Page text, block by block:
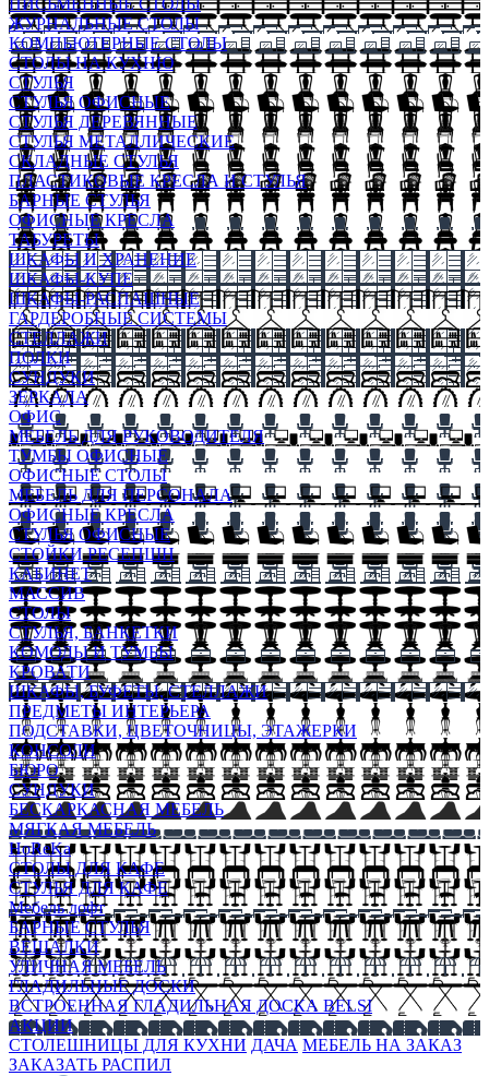
ПИСЬМЕННЫЕ СТОЛЫ
ЖУРНАЛЬНЫЕ СТОЛЫ
КОМПЬЮТЕРНЫЕ СТОЛЫ
СТОЛЫ НА КУХНЮ
СТУЛЬЯ
СТУЛЬЯ ОФИСНЫЕ
СТУЛЬЯ ДЕРЕВЯННЫЕ
СТУЛЬЯ МЕТАЛЛИЧЕСКИЕ
СКЛАДНЫЕ СТУЛЬЯ
ПЛАСТИКОВЫЕ КРЕСЛА И СТУЛЬЯ
БАРНЫЕ СТУЛЬЯ
ОФИСНЫЕ КРЕСЛА
ТАБУРЕТЫ
ШКАФЫ И ХРАНЕНИЕ
ШКАФЫ-КУПЕ
ШКАФЫ-РАСПАШНЫЕ
ГАРДЕРОБНЫЕ СИСТЕМЫ
СТЕЛЛАЖИ
ПОЛКИ
СУНДУКИ
ЗЕРКАЛА
ОФИС
МЕБЕЛЬ ДЛЯ РУКОВОДИТЕЛЯ
ТУМБЫ ОФИСНЫЕ
ОФИСНЫЕ СТОЛЫ
МЕБЕЛЬ ДЛЯ ПЕРСОНАЛА
ОФИСНЫЕ КРЕСЛА
СТУЛЬЯ ОФИСНЫЕ
СТОЙКИ РЕСЕПШН
КАБИНЕТ
МАССИВ
СТОЛЫ
СТУЛЬЯ, БАНКЕТКИ
КОМОДЫ И ТУМБЫ
КРОВАТИ
ШКАФЫ, БУФЕТЫ, СТЕЛЛАЖИ
ПРЕДМЕТЫ ИНТЕРЬЕРА
ПОДСТАВКИ, ЦВЕТОЧНИЦЫ, ЭТАЖЕРКИ
КОНСОЛИ
БЮРО
СУНДУКИ
БЕСКАРКАСНАЯ МЕБЕЛЬ
МЯГКАЯ МЕБЕЛЬ
HoReKa
СТОЛЫ ДЛЯ КАФЕ
СТУЛЬЯ ДЛЯ КАФЕ
Мебель лофт
БАРНЫЕ СТУЛЬЯ
ВЕШАЛКИ
УЛИЧНАЯ МЕБЕЛЬ
ГЛАДИЛЬНЫЕ ДОСКИ
ВСТРОЕННАЯ ГЛАДИЛЬНАЯ ДОСКА BELSI
АКЦИИ
СТОЛЕШНИЦЫ ДЛЯ КУХНИ ДАЧА МЕБЕЛЬ НА ЗАКАЗ
ЗАКАЗАТЬ РАСПИЛ